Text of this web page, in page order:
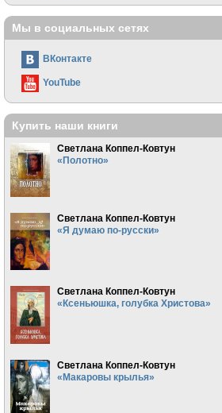
Мы в социальных сетях
ВКонтакте
YouTube
Купить наши книги
Светлана Коппел-Ковтун
«Полотно»
Светлана Коппел-Ковтун
«Я думаю по-русски»
Светлана Коппел-Ковтун
«Ксеньюшка, голубка Христова»
Светлана Коппел-Ковтун
«Макаровы крылья»